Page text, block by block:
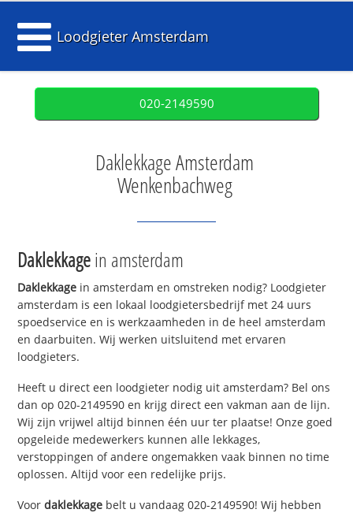
Loodgieter Amsterdam
020-2149590
Daklekkage Amsterdam
Wenkenbachweg
Daklekkagein amsterdam
Daklekkage in amsterdam en omstreken nodig? Loodgieter
amsterdam is een lokaal loodgietersbedrijf met 24 uurs
spoedservice en is werkzaamheden in de heel amsterdam
en daarbuiten. Wij werken uitsluitend met ervaren
loodgieters.
Heeft u direct een loodgieter nodig uit amsterdam? Bel ons
dan op 020-2149590 en krijg direct een vakman aan de lijn.
Wij zijn vrijwel altijd binnen één uur ter plaatse! Onze goed
opgeleide medewerkers kunnen alle lekkages,
verstoppingen of andere ongemakken vaak binnen no time
oplossen. Altijd voor een redelijke prijs.
Voordaklekkage belt u vandaag 020-2149590! Wij hebben